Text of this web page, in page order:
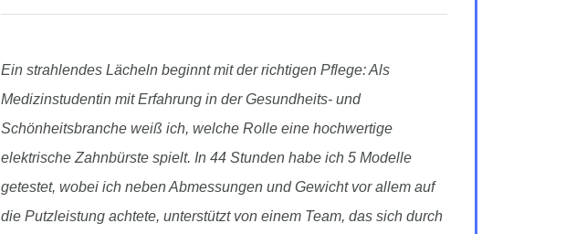
Ein strahlendes Lächeln beginnt mit der richtigen Pflege: Als
Medizinstudentin mit Erfahrung in der Gesundheits- und
Schönheitsbranche weiß ich, welche Rolle eine hochwertige
elektrische Zahnbürste spielt. In 44 Stunden habe ich 5 Modelle
getestet, wobei ich neben Abmessungen und Gewicht vor allem auf
die Putzleistung achtete, unterstützt von einem Team, das sich durch